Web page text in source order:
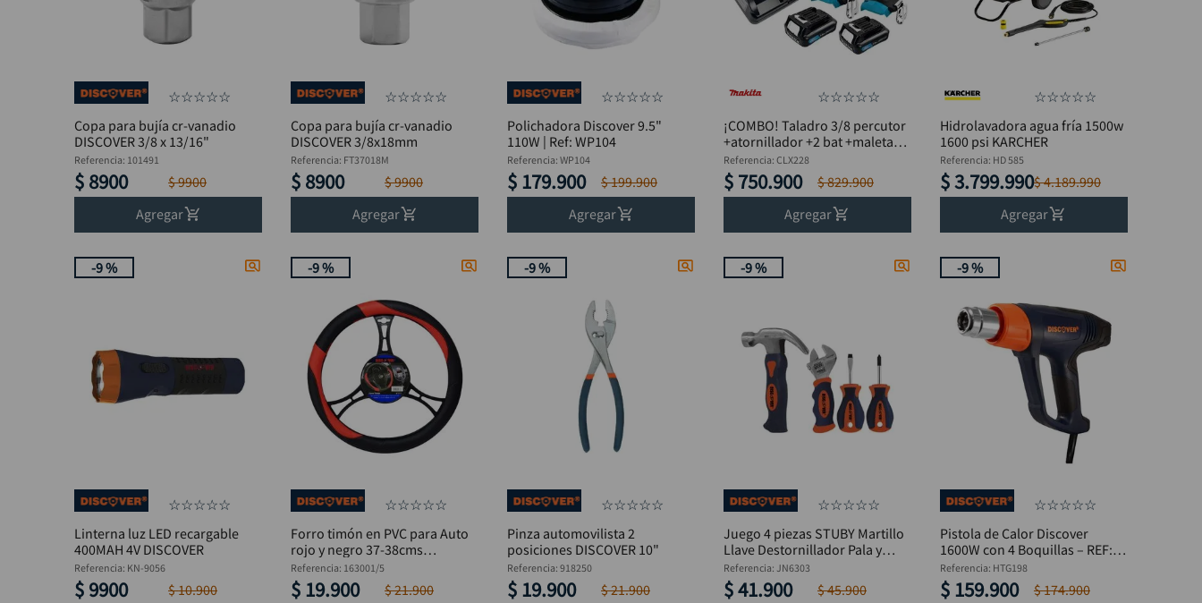
☆☆☆☆☆
Copa para bujía cr-vanadio
DISCOVER 3/8 x 13/16"
Referencia: 101491
$ 8900 $9900
Agregar
☆☆☆☆☆
Copa para bujía cr-vanadio
DISCOVER 3/8x18mm
Referencia: FT37018M
$ 8900 $9900
Agregar
☆☆☆☆☆
Polichadora Discover 9.5"
110W | Ref: WP104
Referencia:WP104
$ 179.900 $199.900
Agregar
☆☆☆☆☆
¡COMBO! Taladro 3/8 percutor
+atornillador +2 bat +maleta
MAKITA CLX228
Referencia: CLX228
$ 750.900 $829.900
Agregar
☆☆☆☆☆
Hidrolavadora agua fría 1500w
1600 psi KARCHER
Referencia: HD 585
$3.799.990$4.189.990
Agregar
-9 %
☆☆☆☆☆
Linterna luz LED recargable
400MAH 4V DISCOVER
Referencia: KN-9056
$ 9900 $10.900
-9 %
☆☆☆☆☆
Forro timón en PVC para Auto
rojo y negro 37-38cms
DISCOVER
Referencia: 163001/5
$ 19.900 $21.900
-9 %
☆☆☆☆☆
Pinza automovilista 2
posiciones DISCOVER 10"
Referencia:918250
$ 19.900 $21.900
-9 %
☆☆☆☆☆
Juego 4 piezas STUBY Martillo
Llave Destornillador Pala y
Phillips DISCOVER
Referencia: JN6303
$41.900 $45.900
-9 %
☆☆☆☆☆
Pistola de Calor Discover
1600W con 4 Boquillas – REF:
HTG198
Referencia: HTG198
$ 159.900 $174.900